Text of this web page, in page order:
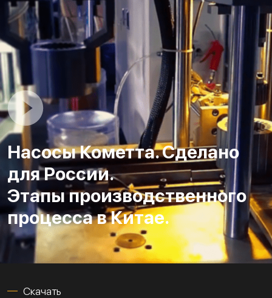
Насосы Кометта. Сделано
для России.
Этапы производственного
процесса в Китае.
Скачать